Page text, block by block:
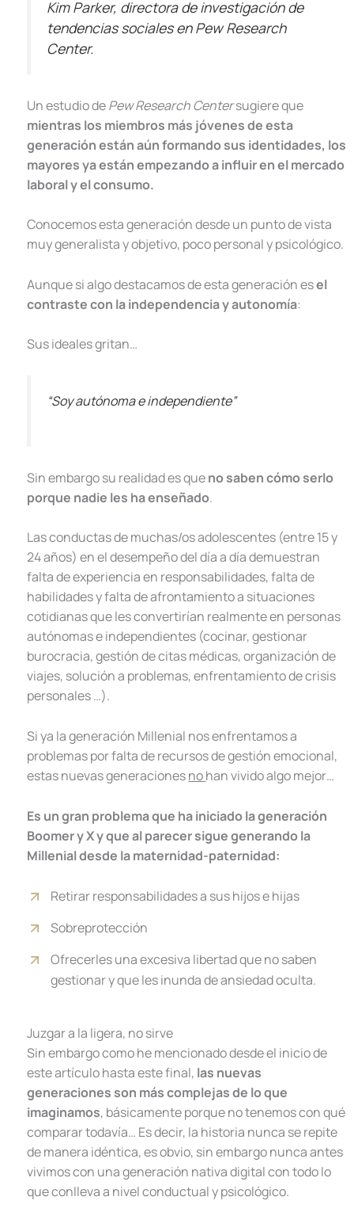
Kim Parker, directora de investigación de
tendencias sociales en Pew Research
Center.
Un estudio dePew Research Centersugiere que
mientras los miembros más jóvenes de esta
generación están aún formando sus identidades, los
mayores ya están empezando a influir en el mercado
laboral y el consumo.
Conocemos esta generación desde un punto de vista
muy generalista y objetivo, poco personal y psicológico.
Aunque si algo destacamos de esta generación esel
contraste con la independencia y autonomía:
Sus ideales gritan…
“Soy autónoma e independiente”
Sin embargo su realidad es queno saben cómo serlo
porque nadie les ha enseñado.
Las conductas de muchas/os adolescentes (entre 15 y
24 años) en el desempeño del día a día demuestran
falta de experiencia en responsabilidades, falta de
habilidades y falta de afrontamiento a situaciones
cotidianas que les convertirían realmente en personas
autónomas e independientes (cocinar, gestionar
burocracia, gestión de citas médicas, organización de
viajes, solución a problemas, enfrentamiento de crisis
personales …).
Si ya la generación Millenial nos enfrentamos a
problemas por falta de recursos de gestión emocional,
estas nuevas generacionesnohan vivido algo mejor…
Es un gran problema que ha iniciado la generación
Boomer y X y que al parecer sigue generando la
Millenial desde la maternidad-paternidad:
Retirar responsabilidades a sus hijos e hijas
Sobreprotección
Ofrecerles una excesiva libertad que no saben
gestionar y que les inunda de ansiedad oculta.
Juzgar a la ligera, no sirve
Sin embargo como he mencionado desde el inicio de
este artículo hasta este final, las nuevas
generaciones son más complejas de lo que
imaginamos, básicamente porque no tenemos con qué
comparar todavía… Es decir, la historia nunca se repite
de manera idéntica, es obvio, sin embargo nunca antes
vivimos con una generación nativa digital con todo lo
que conlleva a nivel conductual y psicológico.